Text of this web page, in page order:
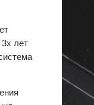
лет